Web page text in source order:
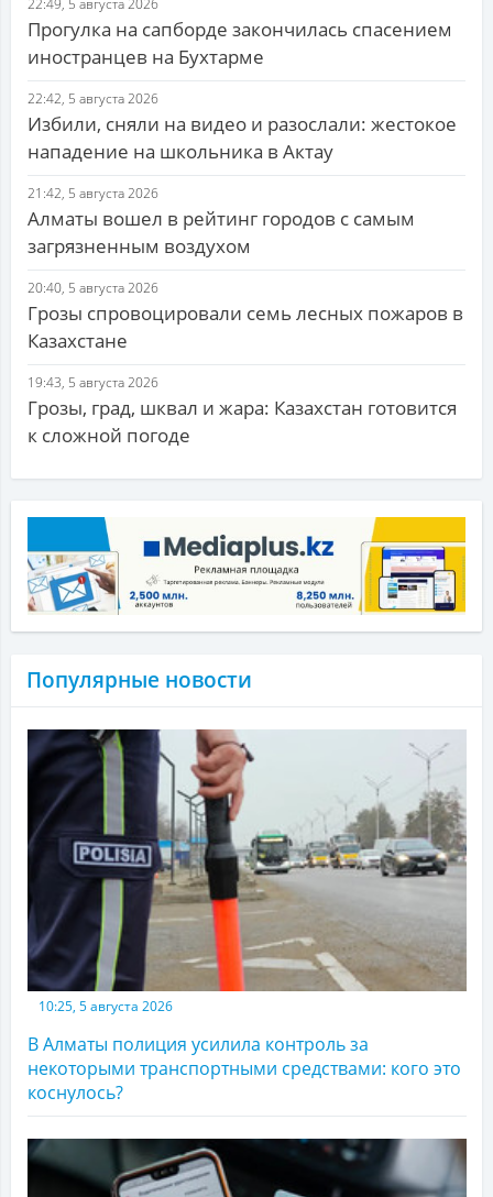
22:49, 5 августа 2026
Прогулка на сапборде закончилась спасением
иностранцев на Бухтарме
22:42, 5 августа 2026
Избили, сняли на видео и разослали: жестокое
нападение на школьника в Актау
21:42, 5 августа 2026
Алматы вошел в рейтинг городов с самым
загрязненным воздухом
20:40, 5 августа 2026
Грозы спровоцировали семь лесных пожаров в
Казахстане
19:43, 5 августа 2026
Грозы, град, шквал и жара: Казахстан готовится
к сложной погоде
Популярные новости
10:25, 5 августа 2026
В Алматы полиция усилила контроль за
некоторыми транспортными средствами: кого это
коснулось?